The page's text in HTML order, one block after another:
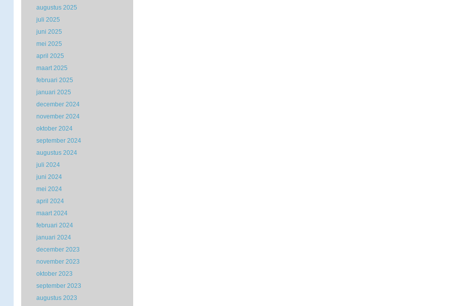
augustus 2025
juli 2025
juni 2025
mei 2025
april 2025
maart 2025
februari 2025
januari 2025
december 2024
november 2024
oktober 2024
september 2024
augustus 2024
juli 2024
juni 2024
mei 2024
april 2024
maart 2024
februari 2024
januari 2024
december 2023
november 2023
oktober 2023
september 2023
augustus 2023